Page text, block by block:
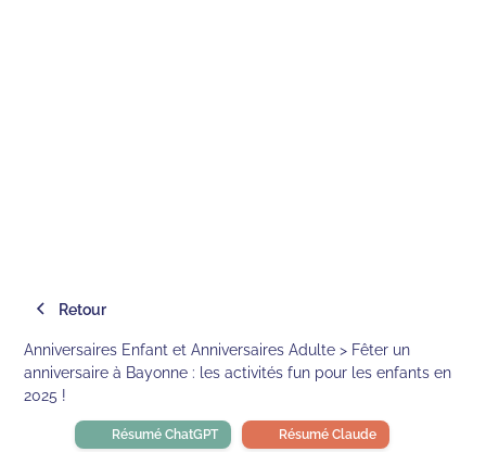
Retour
Anniversaires Enfant et Anniversaires Adulte > Fêter un
anniversaire à Bayonne : les activités fun pour les enfants en
2025 !
Résumé ChatGPT Résumé Claude